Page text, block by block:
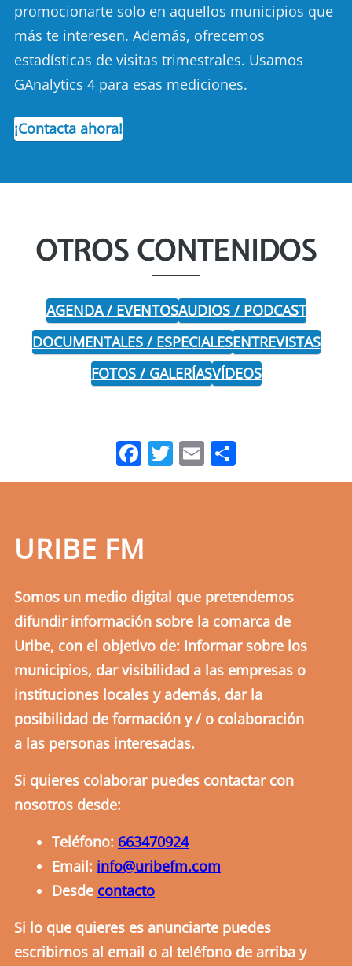
promocionarte solo en aquellos municipios que
más te interesen. Además, ofrecemos
estadísticas de visitas trimestrales. Usamos
GAnalytics 4 para esas mediciones.
¡Contacta ahora!
OTROS CONTENIDOS
AGENDA / EVENTOSAUDIOS / PODCAST
DOCUMENTALES / ESPECIALESENTREVISTAS
FOTOS / GALERÍASVÍDEOS
Facebook
Twitter
Email
URIBE FM
Somos un medio digital que pretendemos
difundir información sobre la comarca de
Uribe, con el objetivo de: Informar sobre los
municipios, dar visibilidad a las empresas o
instituciones locales y además, dar la
posibilidad de formación y / o colaboración
a las personas interesadas.
Si quieres colaborar puedes contactar con
nosotros desde:
Teléfono: 663470924
Email: info@uribefm.com
Desde contacto
Si lo que quieres es anunciarte puedes
escribirnos al email o al teléfono de arriba y